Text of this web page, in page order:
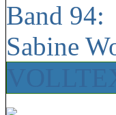
Band 94:
Sabine